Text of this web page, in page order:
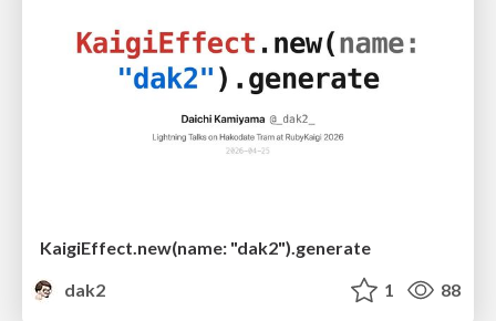
KaigiEffect.new(name: "dak2").generate
dak2
1 88